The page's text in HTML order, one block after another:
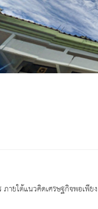
ยใต้แนวคิดเศรษฐกิจพอเพียง